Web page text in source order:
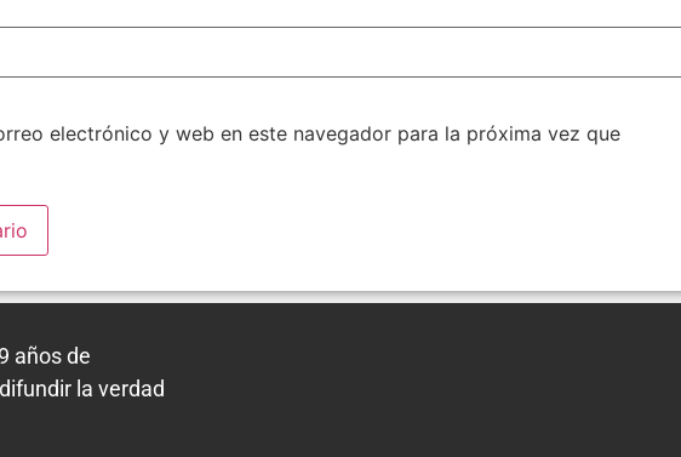
electrónico y web en este navegador para la próxima vez que
años de
la verdad